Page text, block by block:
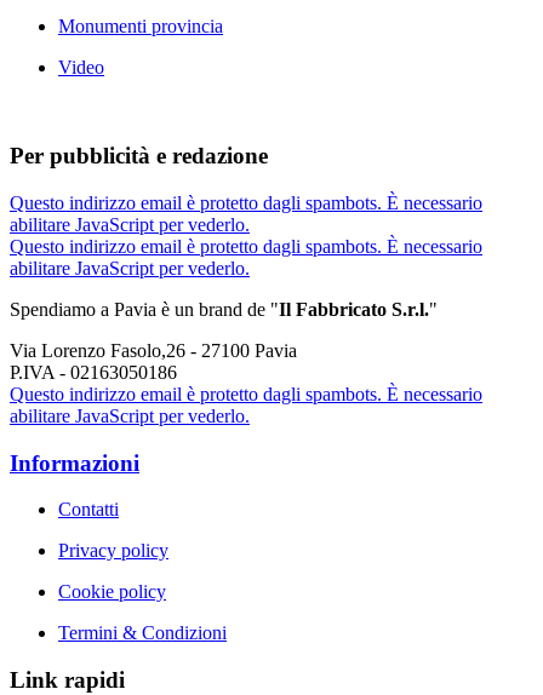
Monumenti provincia
Video
Per pubblicità e redazione
Questo indirizzo email è protetto dagli spambots. È necessario
abilitare JavaScript per vederlo.
Questo indirizzo email è protetto dagli spambots. È necessario
abilitare JavaScript per vederlo.
Spendiamo a Pavia è un brand de "Il Fabbricato S.r.l."
Via Lorenzo Fasolo,26 - 27100 Pavia
P.IVA - 02163050186
Questo indirizzo email è protetto dagli spambots. È necessario
abilitare JavaScript per vederlo.
Informazioni
Contatti
Privacy policy
Cookie policy
Termini & Condizioni
Link rapidi